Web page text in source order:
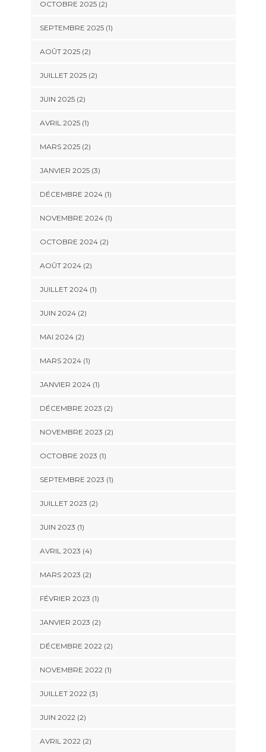
OCTOBRE 2025(2)
SEPTEMBRE 2025(1)
AOÛT 2025(2)
JUILLET 2025(2)
JUIN 2025(2)
AVRIL 2025(1)
MARS 2025(2)
JANVIER 2025(3)
DÉCEMBRE 2024(1)
NOVEMBRE 2024(1)
OCTOBRE 2024(2)
AOÛT 2024(2)
JUILLET 2024(1)
JUIN 2024(2)
MAI 2024(2)
MARS 2024(1)
JANVIER 2024(1)
DÉCEMBRE 2023 (2)
NOVEMBRE 2023 (2)
OCTOBRE 2023 (1)
SEPTEMBRE 2023 (1)
JUILLET 2023 (2)
JUIN 2023 (1)
AVRIL 2023 (4)
MARS 2023 (2)
FÉVRIER 2023 (1)
JANVIER 2023 (2)
DÉCEMBRE 2022(2)
NOVEMBRE 2022(1)
JUILLET 2022(3)
JUIN 2022(2)
AVRIL 2022(2)